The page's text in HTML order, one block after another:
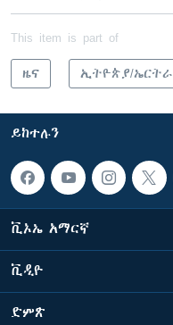
This item is part of
ዜና ኢትዮጵያ/ኤርትራ
ይከተሉን
ቪኦኤ አማርኛ
ቪዲዮ
ድምጽ